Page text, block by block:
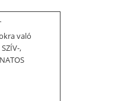
való
,